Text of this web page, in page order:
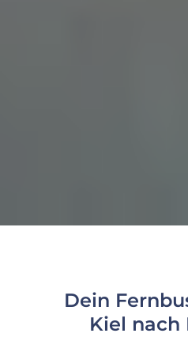
Dein
Kiel nach